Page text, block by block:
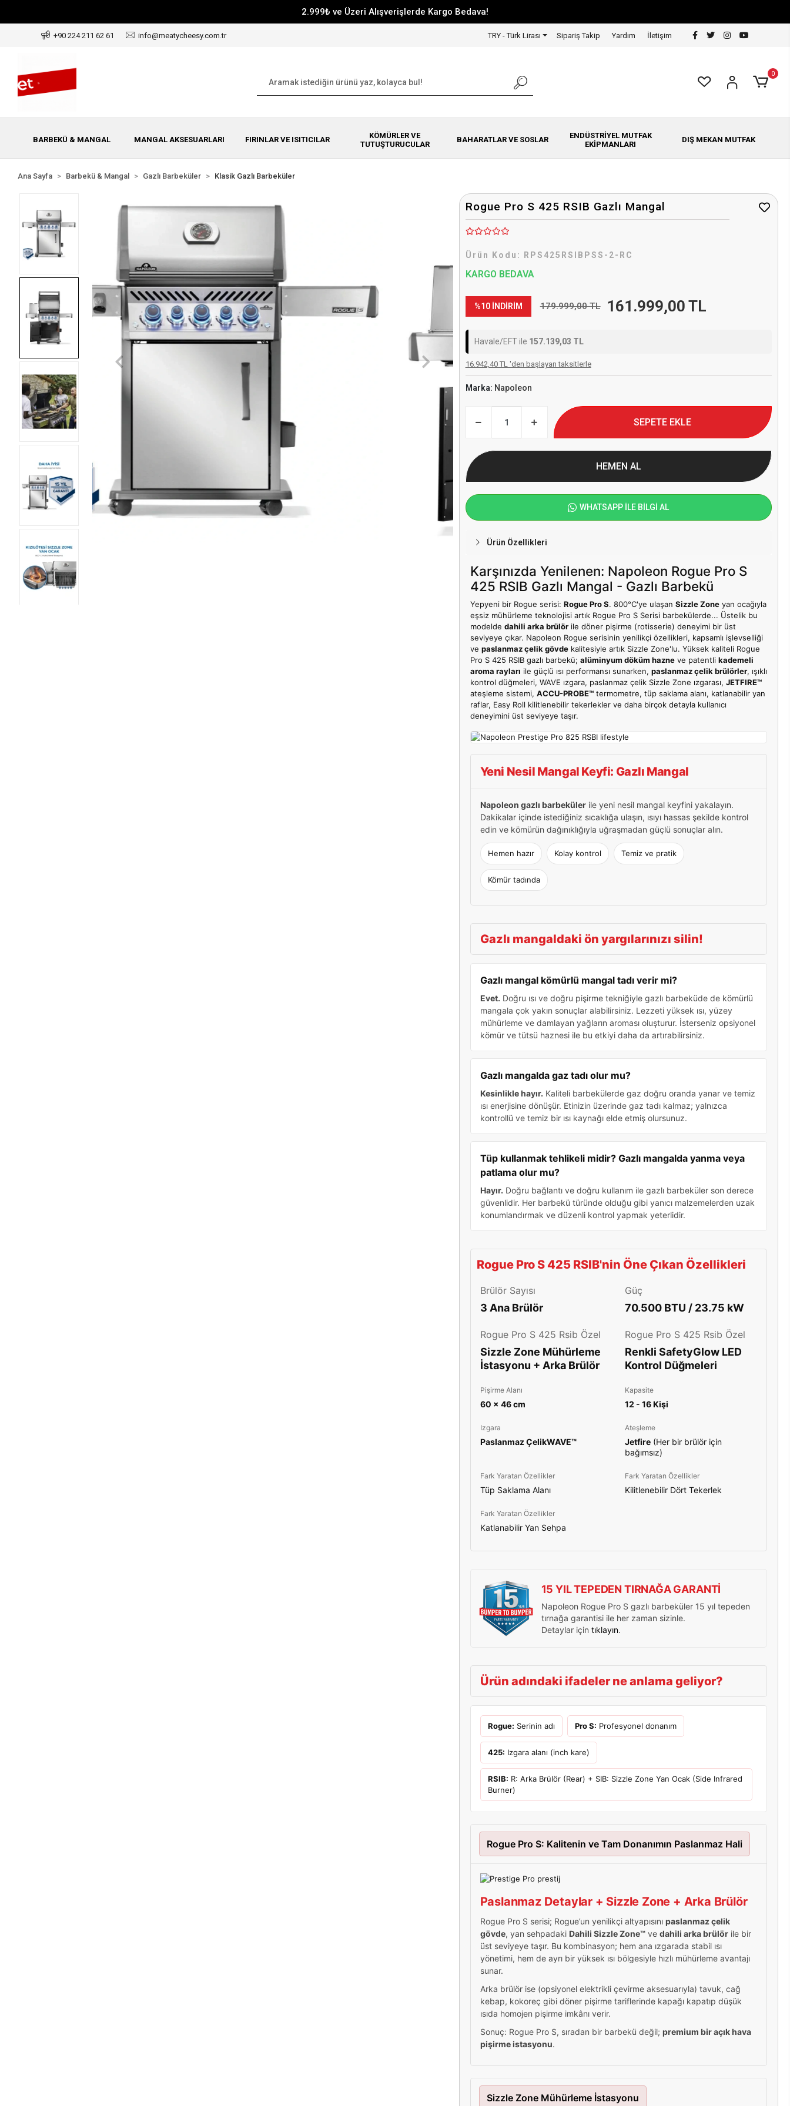
2.999₺ ve Üzeri Alışverişlerde Kargo Bedava!
+90 224 211 62 61 info@meatycheesy.com.tr TRY - Türk Lirası Sipariş Takip Yardım İletişim
0
BARBEKÜ & MANGAL MANGAL AKSESUARLARI FIRINLAR VE ISITICILAR
KÖMÜRLER VE
TUTUŞTURUCULAR
BAHARATLAR VE SOSLAR
ENDÜSTRİYEL MUTFAK
EKİPMANLARI
DIŞ MEKAN MUTFAK
Ana Sayfa Barbekü & Mangal Gazlı Barbeküler Klasik Gazlı Barbeküler
Rogue Pro S 425 RSIB Gazlı Mangal
Ürün Kodu: RPS425RSIBPSS-2-RC
KARGO BEDAVA
%10 İNDİRİM 179.999,00 TL 161.999,00 TL
Havale/EFT ile 157.139,03 TL
16.942,40 TL 'den başlayan taksitlerle
Marka: Napoleon
SEPETE EKLE
HEMEN AL
WHATSAPP İLE BİLGİ AL
Ürün Özellikleri
Karşınızda Yenilenen: Napoleon Rogue Pro S
425 RSIB Gazlı Mangal - Gazlı Barbekü
Yepyeni bir Rogue serisi: Rogue Pro S. 800°C'ye ulaşan Sizzle Zoneyan ocağıyla
eşsiz mühürleme teknolojisi artık Rogue Pro S Serisi barbekülerde... Üstelik bu
modelde dahili arka brülörile döner pişirme (rotisserie) deneyimi bir üst
seviyeye çıkar. Napoleon Rogue serisinin yenilikçi özellikleri, kapsamlı işlevselliği
ve paslanmaz çelik gövdekalitesiyle artık Sizzle Zone'lu. Yüksek kaliteli Rogue
Pro S 425 RSIB gazlı barbekü; alüminyum döküm hazneve patentli kademeli
aroma rayları ile güçlü ısı performansı sunarken, paslanmaz çelik brülörler, ışıklı
kontrol düğmeleri, WAVE ızgara, paslanmaz çelik Sizzle Zone ızgarası, JETFIRE™
ateşleme sistemi, ACCU-PROBE™termometre, tüp saklama alanı, katlanabilir yan
raflar, Easy Roll kilitlenebilir tekerlekler ve daha birçok detayla kullanıcı
deneyimini üst seviyeye taşır.
Yeni Nesil Mangal Keyfi: Gazlı Mangal
Napoleon gazlı barbekülerile yeni nesil mangal keyfini yakalayın.
Dakikalar içinde istediğiniz sıcaklığa ulaşın, ısıyı hassas şekilde kontrol
edin ve kömürün dağınıklığıyla uğraşmadan güçlü sonuçlar alın.
Hemen hazır Kolay kontrol Temiz ve pratik
Kömür tadında
Gazlı mangaldaki ön yargılarınızı silin!
Gazlı mangal kömürlü mangal tadı verir mi?
Evet. Doğru ısı ve doğru pişirme tekniğiyle gazlı barbeküde de kömürlü
mangala çok yakın sonuçlar alabilirsiniz. Lezzeti yüksek ısı, yüzey
mühürleme ve damlayan yağların aroması oluşturur. İsterseniz opsiyonel
kömür ve tütsü haznesi ile bu etkiyi daha da artırabilirsiniz.
Gazlı mangalda gaz tadı olur mu?
Kesinlikle hayır. Kaliteli barbekülerde gaz doğru oranda yanar ve temiz
ısı enerjisine dönüşür. Etinizin üzerinde gaz tadı kalmaz; yalnızca
kontrollü ve temiz bir ısı kaynağı elde etmiş olursunuz.
Tüp kullanmak tehlikeli midir? Gazlı mangalda yanma veya
patlama olur mu?
Hayır. Doğru bağlantı ve doğru kullanım ile gazlı barbeküler son derece
güvenlidir. Her barbekü türünde olduğu gibi yanıcı malzemelerden uzak
konumlandırmak ve düzenli kontrol yapmak yeterlidir.
Rogue Pro S 425 RSIB'nin Öne Çıkan Özellikleri
Brülör Sayısı
3 Ana Brülör
Güç
70.500 BTU / 23.75 kW
Rogue Pro S 425 Rsib Özel
Sizzle Zone Mühürleme
İstasyonu + Arka Brülör
Rogue Pro S 425 Rsib Özel
Renkli SafetyGlow LED
Kontrol Düğmeleri
Pişirme Alanı
60 x 46 cm
Kapasite
12 - 16 Kişi
Izgara
Paslanmaz ÇelikWAVE™
Ateşleme
Jetfire (Her bir brülör için
bağımsız)
Fark Yaratan Özellikler
Tüp Saklama Alanı
Fark Yaratan Özellikler
Kilitlenebilir Dört Tekerlek
Fark Yaratan Özellikler
Katlanabilir Yan Sehpa
15 YIL TEPEDEN TIRNAĞA GARANTİ
Napoleon Rogue Pro S gazlı barbeküler 15 yıl tepeden
tırnağa garantisi ile her zaman sizinle.
Detaylar için tıklayın.
Ürün adındaki ifadeler ne anlama geliyor?
Rogue: Serinin adı Pro S: Profesyonel donanım
425: Izgara alanı (inch kare)
RSIB: R: Arka Brülör (Rear) + SIB: Sizzle Zone Yan Ocak (Side Infrared
Burner)
Rogue Pro S: Kalitenin ve Tam Donanımın Paslanmaz Hali
Paslanmaz Detaylar + Sizzle Zone + Arka Brülör
Rogue Pro S serisi; Rogue’un yenilikçi altyapısını paslanmaz çelik
gövde, yan sehpadaki Dahili Sizzle Zone™ve dahili arka brülörile bir
üst seviyeye taşır. Bu kombinasyon; hem ana ızgarada stabil ısı
yönetimi, hem de ayrı bir yüksek ısı bölgesiyle hızlı mühürleme avantajı
sunar.
Arka brülör ise (opsiyonel elektrikli çevirme aksesuarıyla) tavuk, cağ
kebap, kokoreç gibi döner pişirme tariflerinde kapağı kapatıp düşük
ısıda homojen pişirme imkânı verir.
Sonuç: Rogue Pro S, sıradan bir barbekü değil; premium bir açık hava
pişirme istasyonu.
Sizzle Zone Mühürleme İstasyonu